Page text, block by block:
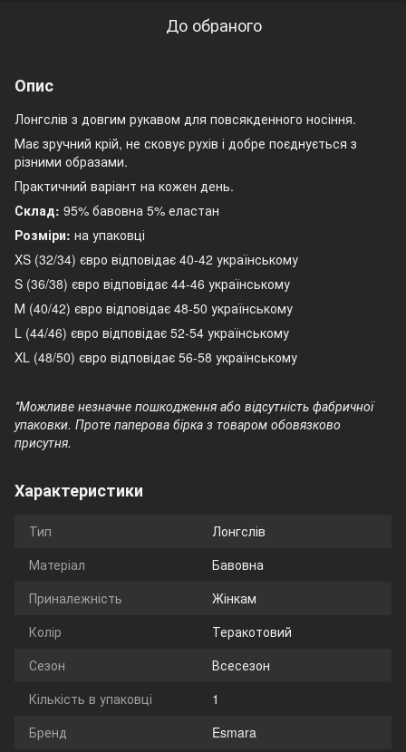
До обраного
Опис
Лонгслів з довгим рукавом для повсякденного носіння.
Має зручний крій, не сковує рухів і добре поєднується з
різними образами.
Практичний варіант на кожен день.
Склад: 95% бавовна 5% еластан
Розміри: на упаковці
XS (32/34) євро відповідає 40-42 українському
S (36/38) євро відповідає 44-46 українському
М (40/42) євро відповідає 48-50 українському
L (44/46) євро відповідає 52-54 українському
XL (48/50) євро відповідає 56-58 українському
*Можливе незначне пошкодження або відсутність фабричної
упаковки. Проте паперова бірка з товаром обовязково
присутня.
Характеристики
Тип
Лонгслів
Матеріал
Бавовна
Приналежність
Жінкам
Колір
Теракотовий
Сезон
Всесезон
Кількість в упаковці
1
Бренд
Esmara